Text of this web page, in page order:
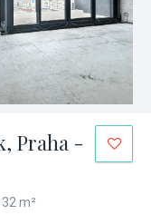
Praha -
m²